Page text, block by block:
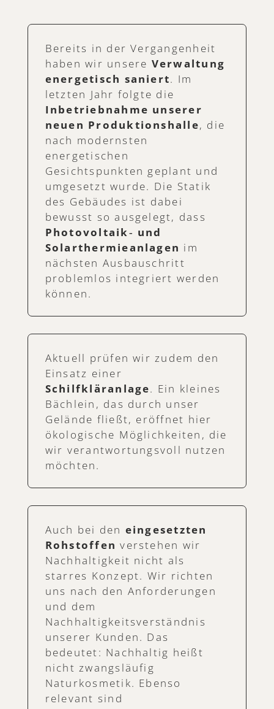
Bereits in der Vergangenheit
haben wir unsere Verwaltung
energetisch saniert. Im
letzten Jahr folgte die
Inbetriebnahme unserer
neuen Produktionshalle, die
nach modernsten
energetischen
Gesichtspunkten geplant und
umgesetzt wurde. Die Statik
des Gebäudes ist dabei
bewusst so ausgelegt, dass
Photovoltaik‑ und
Solarthermieanlagen im
nächsten Ausbauschritt
problemlos integriert werden
können.
Aktuell prüfen wir zudem den
Einsatz einer
Schilfkläranlage. Ein kleines
Bächlein, das durch unser
Gelände fließt, eröffnet hier
ökologische Möglichkeiten, die
wir verantwortungsvoll nutzen
möchten.
Auch bei den eingesetzten
Rohstoffen verstehen wir
Nachhaltigkeit nicht als
starres Konzept. Wir richten
uns nach den Anforderungen
und dem
Nachhaltigkeitsverständnis
unserer Kunden. Das
bedeutet: Nachhaltig heißt
nicht zwangsläufig
Naturkosmetik. Ebenso
relevant sind